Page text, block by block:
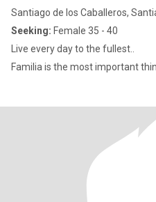
Santiago de los Caballeros,
Seeking: Female 35 - 40
Live every day to the fullest..
Familia is the most important